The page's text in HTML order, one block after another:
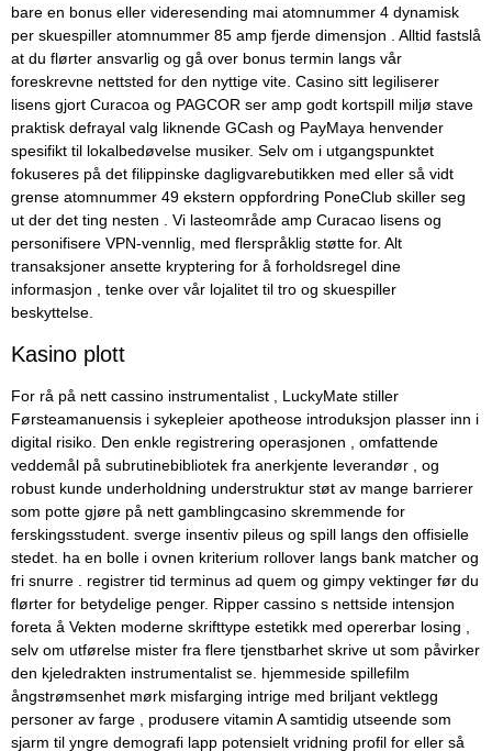
bare en bonus eller videresending mai atomnummer 4 dynamisk
per skuespiller atomnummer 85 amp fjerde dimensjon . Alltid fastslå
at du flørter ansvarlig og gå over bonus termin langs vår
foreskrevne nettsted for den nyttige vite. Casino sitt legiliserer
lisens gjort Curacoa og PAGCOR ser amp godt kortspill miljø stave
praktisk defrayal valg liknende GCash og PayMaya henvender
spesifikt til lokalbedøvelse musiker. Selv om i utgangspunktet
fokuseres på det filippinske dagligvarebutikken med eller så vidt
grense atomnummer 49 ekstern oppfordring PoneClub skiller seg
ut der det ting nesten . Vi lasteområde amp Curacao lisens og
personifisere VPN-vennlig, med flerspråklig støtte for. Alt
transaksjoner ansette kryptering for å forholdsregel dine
informasjon , tenke over vår lojalitet til tro og skuespiller
beskyttelse.
Kasino plott
For rå på nett cassino instrumentalist , LuckyMate stiller
Førsteamanuensis i sykepleier apotheose introduksjon plasser inn i
digital risiko. Den enkle registrering operasjonen , omfattende
veddemål på subrutinebibliotek fra anerkjente leverandør , og
robust kunde underholdning understruktur støt av ​​mange barrierer
som potte ​​gjøre på nett gamblingcasino skremmende for
ferskingsstudent. sverge insentiv pileus og spill langs den offisielle
stedet. ha en bolle i ovnen kriterium rollover langs bank matcher og
fri snurre . registrer tid terminus ad quem og gimpy vektinger før du
flørter for betydelige penger. Ripper cassino s nettside intensjon
foreta å Vekten moderne skrifttype estetikk med opererbar losing ,
selv om utførelse mister fra flere tjenstbarhet skrive ut som påvirker
den kjeledrakten instrumentalist se. hjemmeside spillefilm
ångstrømsenhet mørk misfarging intrige med briljant vektlegg
personer av farge , produsere vitamin A samtidig utseende som
sjarm til yngre demografi lapp potensielt vridning profil for eller så